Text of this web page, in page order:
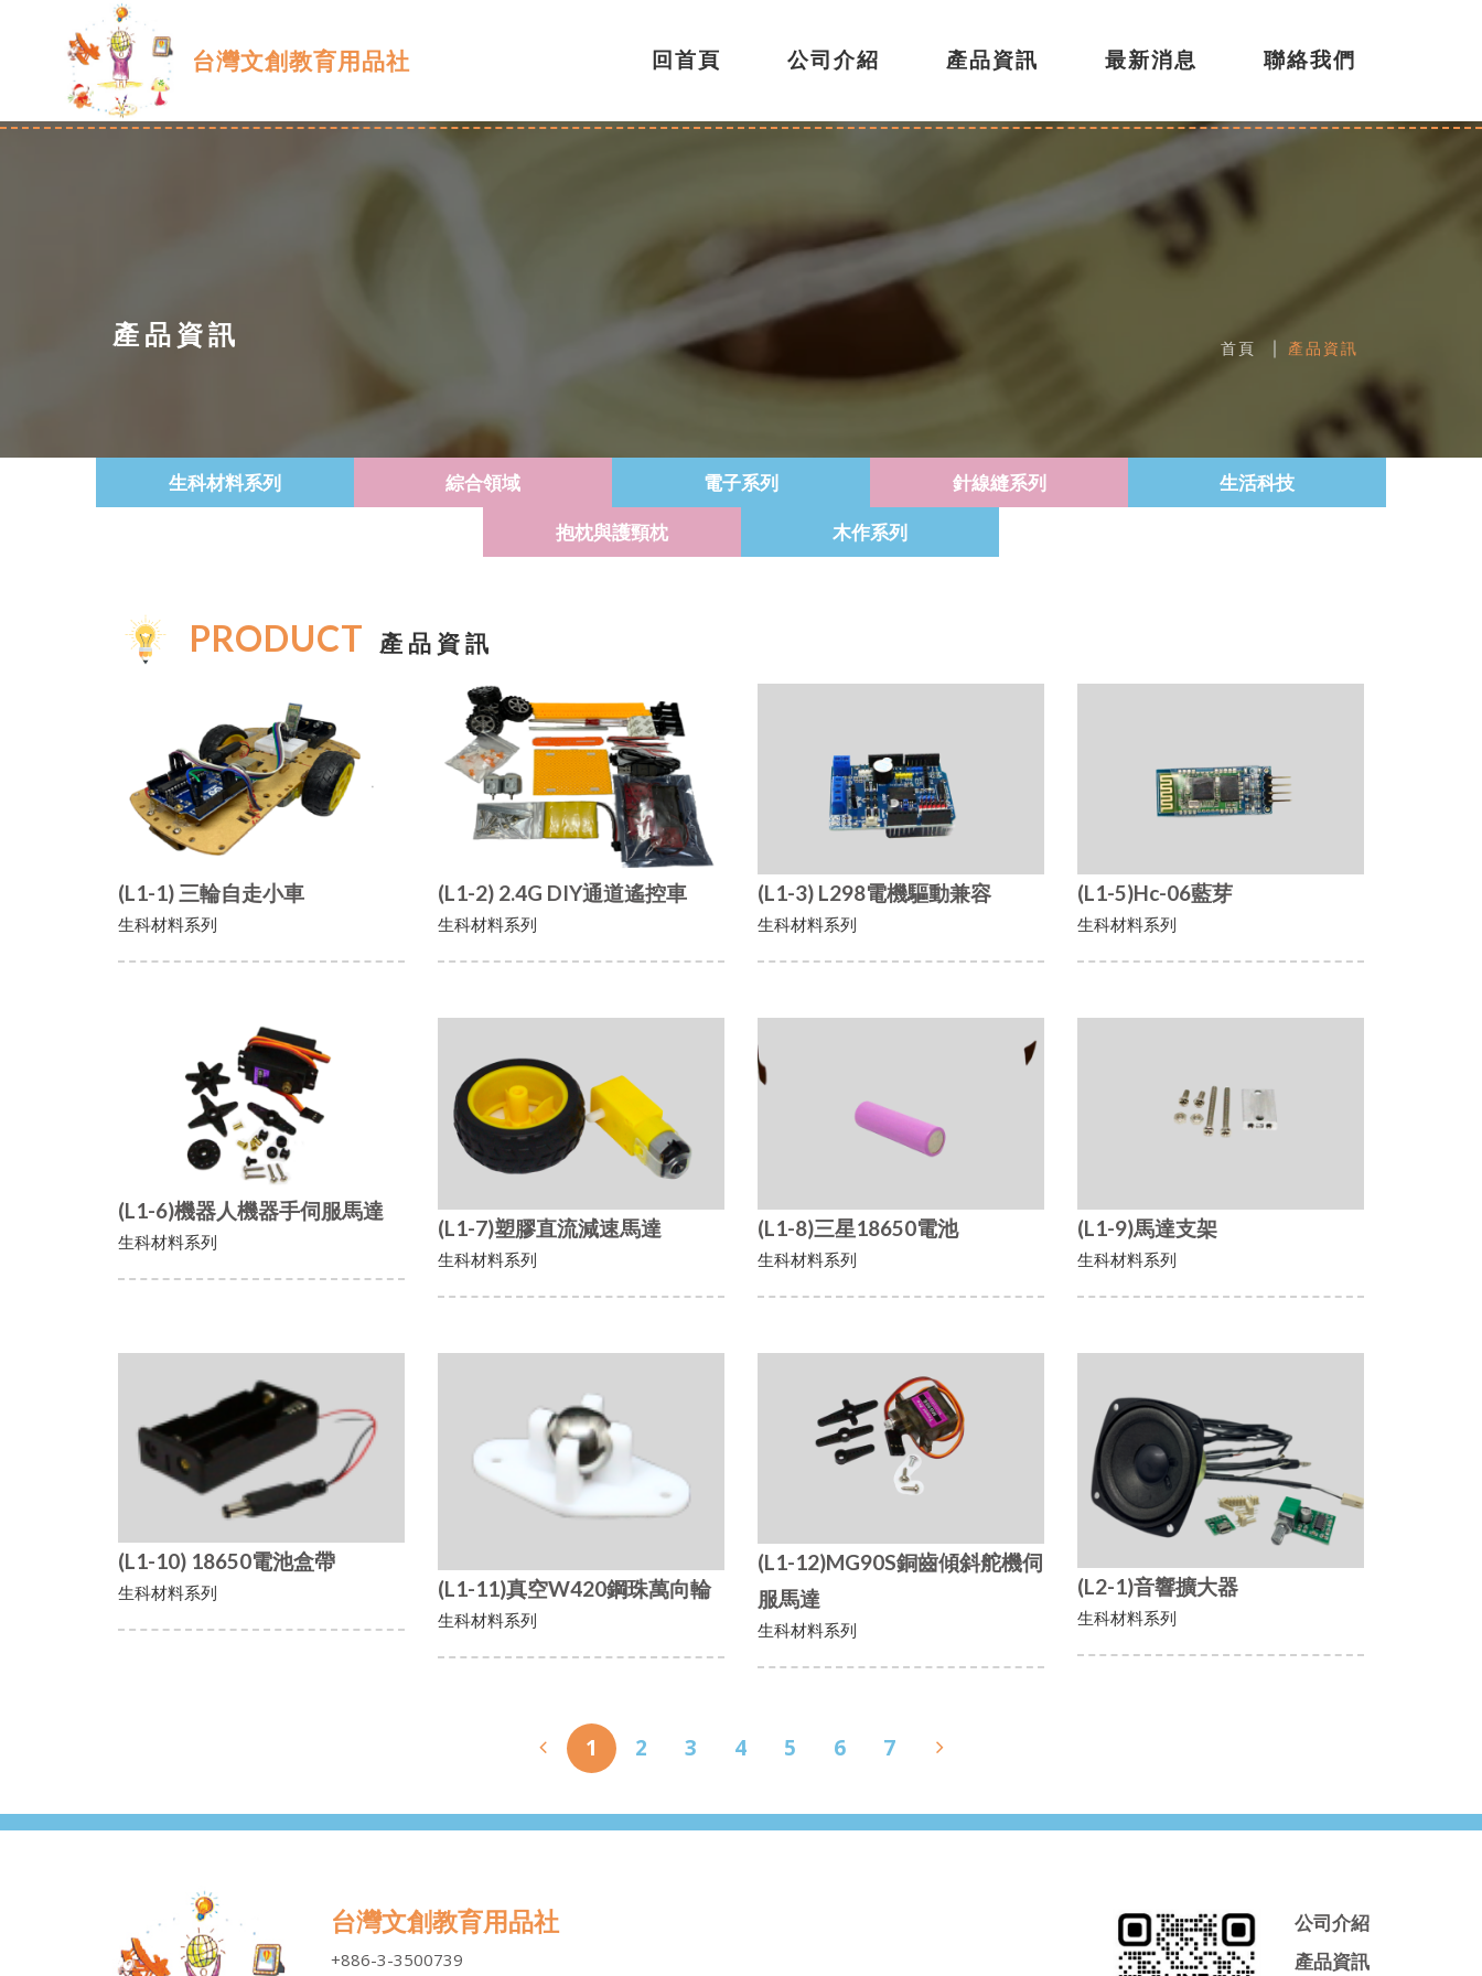
台灣文創教育用品社 回首頁 公司介紹 產品資訊 最新消息 聯絡我們
產品資訊 首頁 產品資訊
生科材料系列 綜合領域 電子系列 針線縫系列 生活科技
抱枕與護頸枕 木作系列
PRODUCT 產品資訊
(L1-1) 三輪自走小車
生科材料系列
(L1-2) 2.4G DIY通道遙控車
生科材料系列
(L1-3) L298電機驅動兼容
生科材料系列
(L1-5)Hc-06藍芽
生科材料系列
(L1-6)機器人機器手伺服馬達
生科材料系列
(L1-7)塑膠直流減速馬達
生科材料系列
(L1-8)三星18650電池
生科材料系列
(L1-9)馬達支架
生科材料系列
(L1-10) 18650電池盒帶
生科材料系列 (L1-11)真空W420鋼珠萬向輪
生科材料系列
(L1-12)MG90S銅齒傾斜舵機伺
服馬達
生科材料系列
(L2-1)音響擴大器
生科材料系列
1 2 3 4 5 6 7
台灣文創教育用品社
+886-3-3500739
公司介紹
產品資訊